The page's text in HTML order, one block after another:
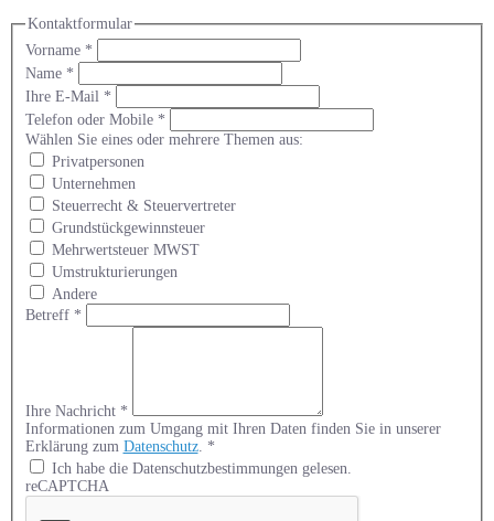
Kontaktformular
Vorname *
Name *
Ihre E-Mail *
Telefon oder Mobile *
Wählen Sie eines oder mehrere Themen aus:
Privatpersonen
Unternehmen
Steuerrecht & Steuervertreter
Grundstückgewinnsteuer
Mehrwertsteuer MWST
Umstrukturierungen
Andere
Betreff *
Ihre Nachricht *
Informationen zum Umgang mit Ihren Daten finden Sie in unserer
Erklärung zum Datenschutz. *
Ich habe die Datenschutzbestimmungen gelesen.
reCAPTCHA